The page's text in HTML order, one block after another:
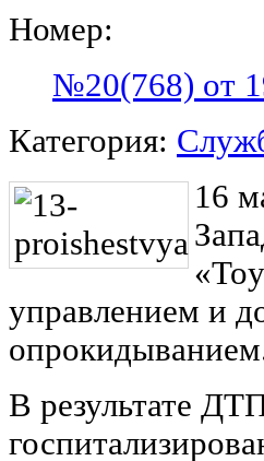
Номер:
№20(768) от
Категория:
16
управлением и
В результате